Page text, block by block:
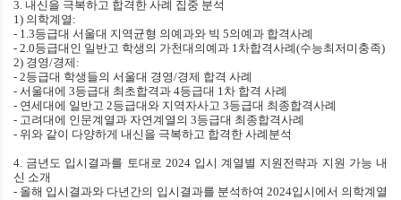
3. 내신을 극복하고 합격한 사례 집중 분석
1) 의학계열 :
- 1.3등급대 서울대 지역균형 의예과와 빅 5의예과 합격사례
- 2.0등급대인 일반고 학생의 가천대의예과 1 차합격사례(수능최저미충족)
2) 경영/경제 :
- 2등급대 학생들의 서울대 경영/경제 합격 사례
- 서울대에 3등급대 최초합격과 4등급대 1 차 합격 사례
- 연세대에 일반고 2등급대와 지역자사고 3등급대 최종합격사례
- 고려대에 인문계열과 자연계열의 3등급대 최종합격사례
- 위와 같이 다양하게 내신을 극복하고 합격한 사례분석
4. 금년도 입시결과를 토대로 2024 입시 계열별 지원전략과 지원 가능 내
신 소개
- 올해 입시결과와 다년간의 입시결과를 분석하여 2024입시에서 의학계열